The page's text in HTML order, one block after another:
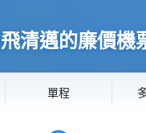
清邁的廉價機
單程